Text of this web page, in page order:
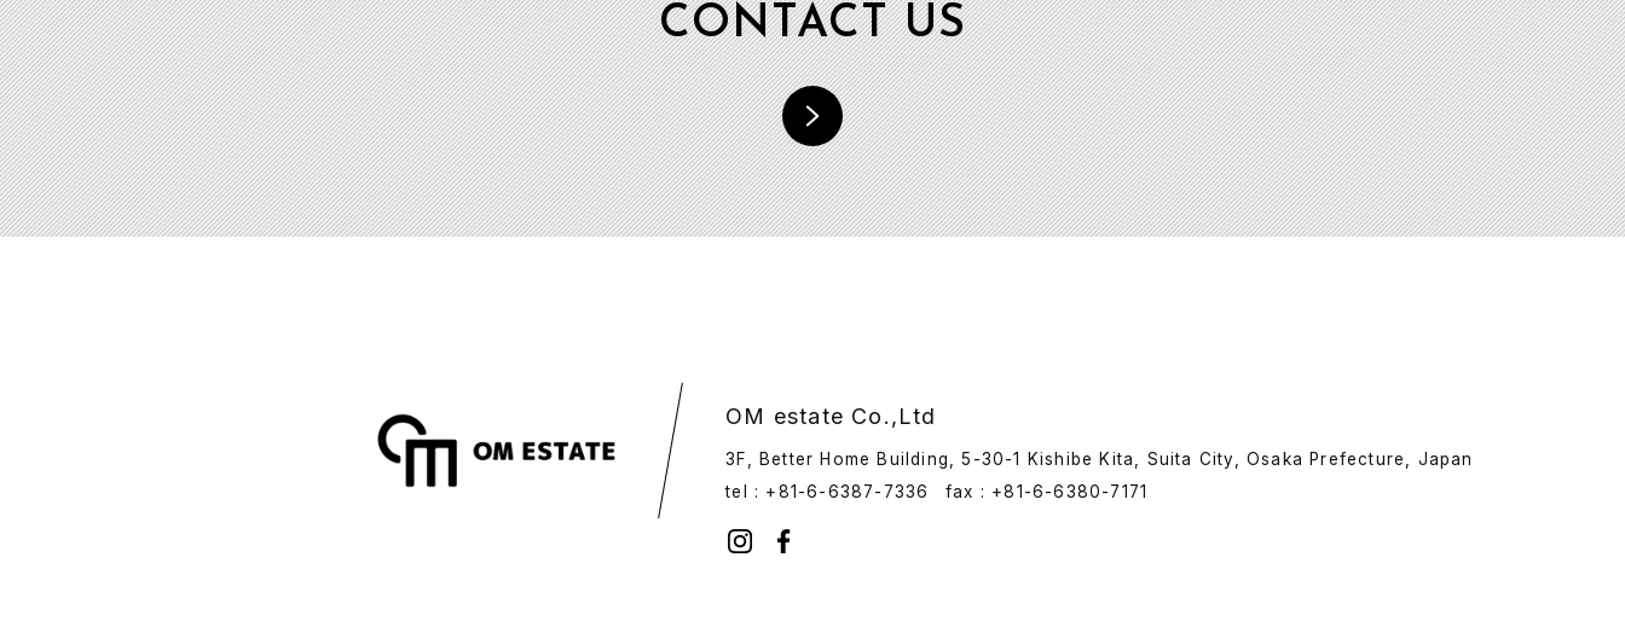
CONTACT US
OM estate Co.,Ltd
3F, Better Home Building, 5-30-1 Kishibe Kita, Suita City, Osaka Prefecture, Japan
tel : +81-6-6387-7336
fax : +81-6-6380-7171